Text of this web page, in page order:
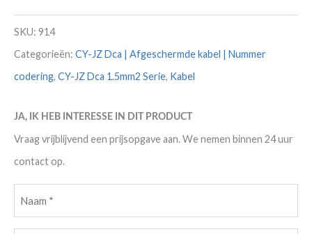
SKU: 914
Categorieën: CY-JZ Dca | Afgeschermde kabel | Nummer
codering, CY-JZ Dca 1.5mm2 Serie, Kabel
JA, IK HEB INTERESSE IN DIT PRODUCT
Vraag vrijblijvend een prijsopgave aan. We nemen binnen 24 uur
contact op.
(Vereist)